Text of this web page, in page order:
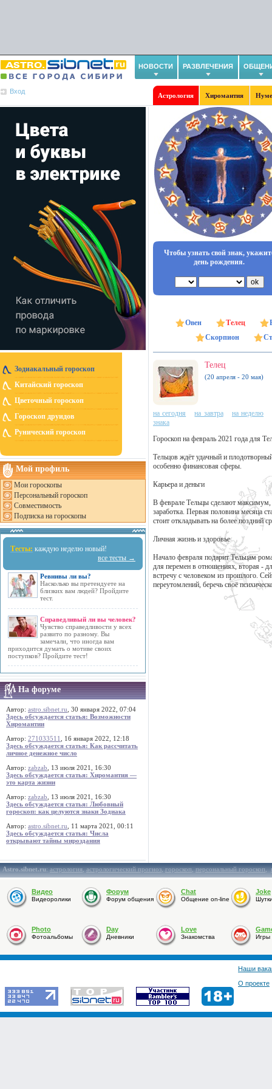
НОВОСТИ РАЗВЛЕЧЕНИЯ
Вход
Астрология Хиромантия
Зодиакальный гороскоп
Китайский гороскоп
Цветочный гороскоп
Гороскоп друидов
Рунический гороскоп
Мой профиль
Мои гороскопы
Персональный гороскоп
Совместимость
Подписка на гороскопы
Тесты: каждую неделю новый!
все тесты →
Ревнивы ли вы?
Насколько вы претендуете на
близких вам людей? Пройдите
тест.
Справедливый ли вы человек?
Чувство справедливости у всех
развито по разному. Вы
замечали, что иногда вам
приходится думать о мотиве своих
поступков? Пройдите тест!
На форуме
Автор: astro.sibnet.ru , 30 января 2022, 07:04
Здесь обсуждается статья: Возможности
Хиромантии
Автор: 271033511
, 16 января 2022, 12:18
Здесь обсуждается статья: Как рассчитать
личное денежное число
Автор: zabzab , 13 июля 2021, 16:30
Здесь обсуждается статья: Хиромантия —
это карта жизни
Автор: zabzab , 13 июля 2021, 16:30
Здесь обсуждается статья: Любовный
гороскоп: как целуются знаки Зодиака
Автор: astro.sibnet.ru , 11 марта 2021, 00:11
Здесь обсуждается статья: Числа
открывают тайны мироздания
Чтобы узнать свой знак,
день рождения.
Овен Телец
Скорпион
Телец
(20 апреля - 20 мая)
на сегодня на завтра
на неделю
знака
Гороскоп на февраль 2021 года для
Тельцов ждёт удачный и
особенно финансовая сферы.
Карьера и деньги
В феврале Тельцы сделают максимум,
заработка. Первая половина месяца
стоит откладывать на более поздний
Личная жизнь и здоровье
Начало февраля подарит Тельцам
для перемен в отношениях, вторая -
встречу с человеком из прошлого.
переутомлений, беречь своё
Astro.sibnet.ru:астрология,астрологический прогноз,гороскоп,персональный гороскоп,
Видео
Видеоролики
Форум
Форум общения
Chat
Общение on-line
Joke
Photo
Фотоальбомы
Day
Дневники
Love
Знакомства Игры
Наши
О проекте